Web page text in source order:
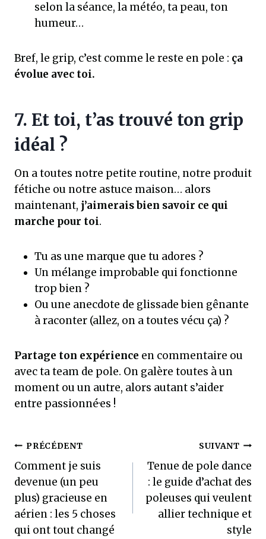
selon la séance, la météo, ta peau, ton
humeur…
Bref, le grip, c’est comme le reste en pole : ça
évolue avec toi.
7. Et toi, t’as trouvé ton grip
idéal ?
On a toutes notre petite routine, notre produit
fétiche ou notre astuce maison… alors
maintenant, j’aimerais bien savoir ce qui
marche pour toi.
Tu as une marque que tu adores ?
Un mélange improbable qui fonctionne
trop bien ?
Ou une anecdote de glissade bien gênante
à raconter (allez, on a toutes vécu ça) ?
Partage ton expérience en commentaire ou
avec ta team de pole. On galère toutes à un
moment ou un autre, alors autant s’aider
entre passionné·es !
Navigation
de
l’article
PRÉCÉDENT
Comment je suis
devenue (un peu
plus) gracieuse en
aérien : les 5 choses
qui ont tout changé
SUIVANT
Tenue de pole dance
: le guide d’achat des
poleuses qui veulent
allier technique et
style